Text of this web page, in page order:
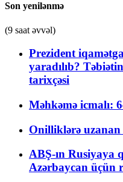
Son yenilənmə
(9 saat əvvəl)
Prezident
yaradılıb?
tarixçəsi
Məhkəmə icmalı:
Onilliklərə uzanan
ABŞ-ın Rusiyaya
Azərbaycan üçün